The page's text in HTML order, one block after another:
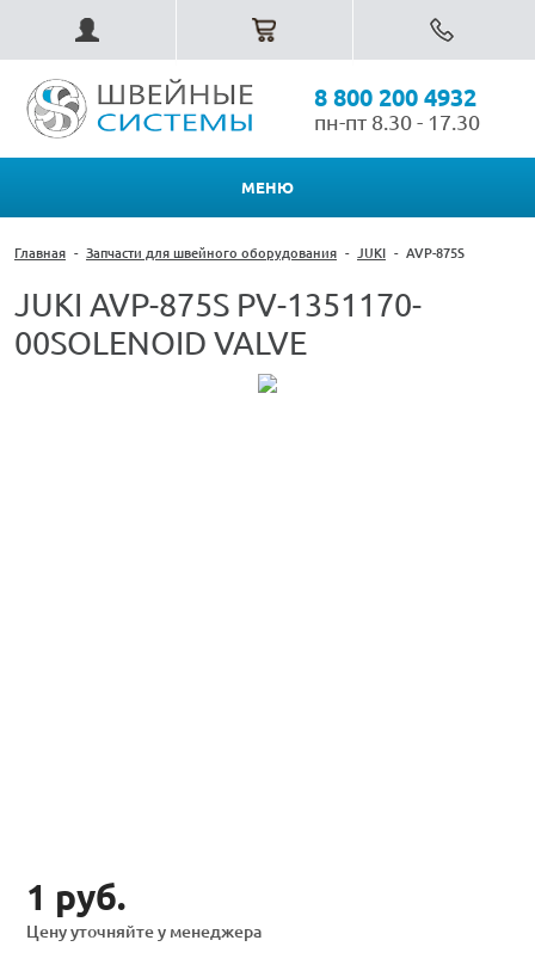
8 800 200 4932
пн-пт 8.30 - 17.30
МЕНЮ
Главная - Запчасти для швейного оборудования - JUKI - AVP-875S
JUKI AVP-875S PV-1351170-
00SOLENOID VALVE
1 руб.
Цену уточняйте у менеджера